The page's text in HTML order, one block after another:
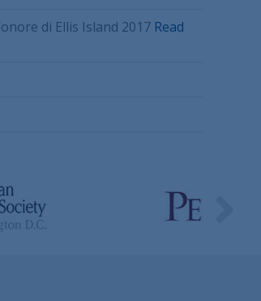
di Ellis Island 2017 Read